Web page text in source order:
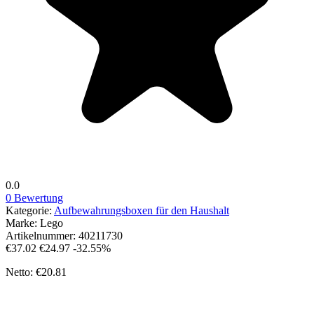
0.0
0 Bewertung
Kategorie: Aufbewahrungsboxen für den Haushalt
Marke: Lego
Artikelnummer: 40211730
€37.02 €24.97 -32.55%
Netto: €20.81